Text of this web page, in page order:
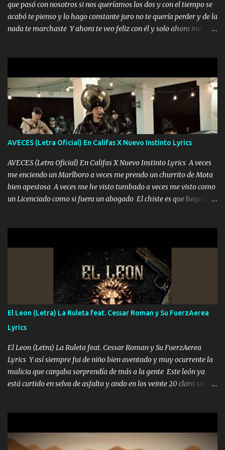
madre no quiero dejar de tenerte no ayuda la p'uta loquera y al
chile quisiera ser menos de ti dependiente la pinche tristeza me
encierra princesa tu sabes que nunca saldras de mi mente Ella era
que pasó con nosotros si nos queríamos los dos y con el tiempo se
acabó te pienso y lo hago constante juro no te quería perder y de la
nada te marchaste Y ahora te veo feliz con él y solo ahora me
pero eso ya no va a pasar me perderé en la soledad Porque me
mirabas bonito si yo no fui el final feliz el final fue triste pa mí Y
duele no tenerte aquí sabiendo que moría por ti yo y la luna
cantamos y por ti nos embriagamos Quién sabe qué será de mí si
contigo fui muy feliz a lo mejor no lloró pero muy en el fondo te
AVECES (Letra Oficial) En Califas X Nuevo Instinto Lyrics
AVECES (Letra Oficial) En Califas X Nuevo Instinto Lyrics A veces
me enciendo un Marlboro a veces me prendo un churrito de Mota
bien apestosa A veces me he visto tumbado a veces me visto como
un Licenciado como si fuera un abogado El chiste es que hago lo
corriente no quieren verte subir de level trucha mis plebes Música
A veces me pongo un sombrero a veces me ven la cachucha de lado
con la mirada siempre en alto A veces me fajó una super o a veces
me fajó una Glock siempre armado todas las generaciones yo
traigo El chiste es que hago lo que quiero pues así soy me mandó
yo tengo el control a todos yo les paro el dedo soy hocicon un
malcriado un malandrón Que Les importa no saben nada falsas
las risas las que me miran hay gente corriente no quieren ve...
El Leon (Letra) La Ruleta feat. Cessar Roman y Su FuerzAerea
Lyrics
El Leon (Letra) La Ruleta feat. Cessar Roman y Su FuerzAerea
Lyrics Y así siempre fui de niño bien aventado y muy ocurrente la
malicia que cargaba sorprendía de más a la gente Este león ya
está curtido en selva de asfalto y ando en los veinte 20 claro son
pa más pues hay charola les voy a dar hasta topar pues no hay de
otra Música Surcando bien mi camino voy por mi línea no veo a